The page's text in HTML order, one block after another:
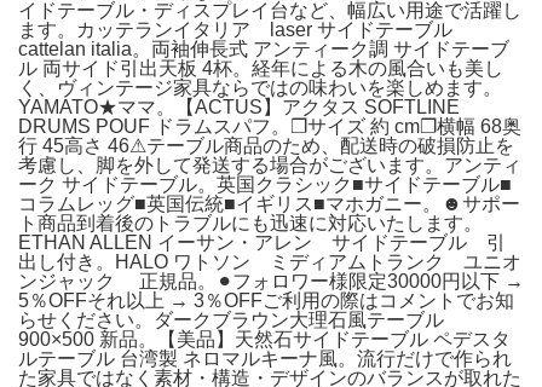
イドテーブル・ディスプレイ台など、幅広い用途で活躍し
ます。カッテランイタリア laser サイドテーブル
cattelan italia。両袖伸長式 アンティーク調 サイドテーブ
ル 両サイド引出天板 4杯。経年による木の風合いも美し
く、ヴィンテージ家具ならではの味わいを楽しめます。
YAMATO★ママ。【ACTUS】アクタス SOFTLINE
DRUMS POUF ドラムスパフ。❐サイズ 約 cm❐横幅 68奥
行 45高さ 46⚠テーブル商品のため、配送時の破損防止を
考慮し、脚を外して発送する場合がございます。アンティ
ーク サイドテーブル。英国クラシック■サイドテーブル■
コラムレッグ■英国伝統■イギリス■マホガニー。☻サポー
ト商品到着後のトラブルにも迅速に対応いたします。
ETHAN ALLEN イーサン・アレン サイドテーブル 引
出し付き。HALO ワトソン ミディアムトランク ユニオ
ンジャック 正規品。⚫︎フォロワー様限定30000円以下 →
5％OFFそれ以上 → 3％OFFご利用の際はコメントでお知
らせください。ダークブラウン大理石風テーブル
900×500 新品。【美品】天然石サイドテーブル ペデスタ
ルテーブル 台湾製 ネロマルキーナ風。流行だけで作られ
た家具ではなく素材・構造・デザインのバランスが取れた